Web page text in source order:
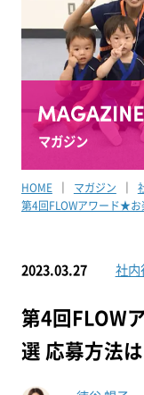
マガジン
HOME マガジン
第4回FLOWアワード★お
2023.03.27 社内
第4回FLOW
選 応募方法